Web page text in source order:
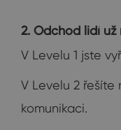
2. Odchod lidí
V Levelu 1 jste
V Levelu 2
komunikaci.